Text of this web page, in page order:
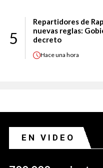
5
Repartidores de
nuevas reglas:
decreto
Haceuna hora
EN VIDEO